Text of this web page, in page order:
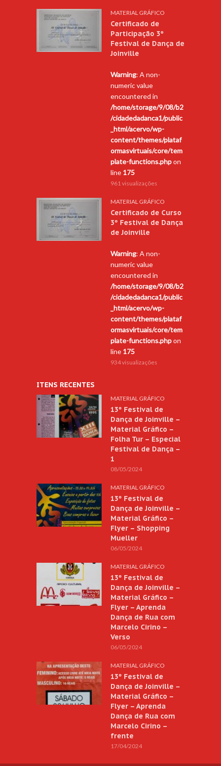
MATERIAL GRÁFICO
Certificado de
Participação 3º
Festival de Dança de
Joinville
Warning: A non-
numeric value
encountered in
/home/storage/9/08/b2
/cidadedadanca1/public
_html/acervo/wp-
content/themes/plataf
ormasvirtuais/core/tem
plate-functions.phpon
line 175
961 visualizações
MATERIAL GRÁFICO
Certificado de Curso
3º Festival de Dança
de Joinville
Warning: A non-
numeric value
encountered in
/home/storage/9/08/b2
/cidadedadanca1/public
_html/acervo/wp-
content/themes/plataf
ormasvirtuais/core/tem
plate-functions.phpon
line 175
934 visualizações
ITENS RECENTES
MATERIAL GRÁFICO
13º Festival de
Dança de Joinville –
Material Gráfico –
Folha Tur – Especial
Festival de Dança –
1
08/05/2024
MATERIAL GRÁFICO
13º Festival de
Dança de Joinville –
Material Gráfico –
Flyer – Shopping
Mueller
06/05/2024
MATERIAL GRÁFICO
13º Festival de
Dança de Joinville –
Material Gráfico –
Flyer – Aprenda
Dança de Rua com
Marcelo Cirino –
Verso
06/05/2024
MATERIAL GRÁFICO
13º Festival de
Dança de Joinville –
Material Gráfico –
Flyer – Aprenda
Dança de Rua com
Marcelo Cirino –
frente
17/04/2024